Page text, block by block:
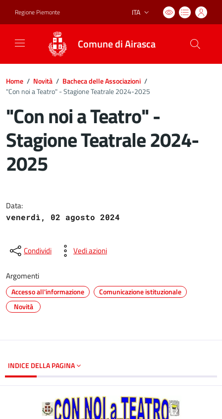
Regione Piemonte Lingua attiva:
ITA
Comune di Airasca
Home / Novità / Bacheca delle Associazioni /
"Con noi a Teatro" - Stagione Teatrale 2024-2025
"Con noi a Teatro" -
Stagione Teatrale 2024-
2025
Data:
venerdì, 02 agosto 2024
Condividi Vedi azioni
Argomenti
Accesso all'informazione
Comunicazione istituzionale
Novità
INDICE DELLA PAGINA